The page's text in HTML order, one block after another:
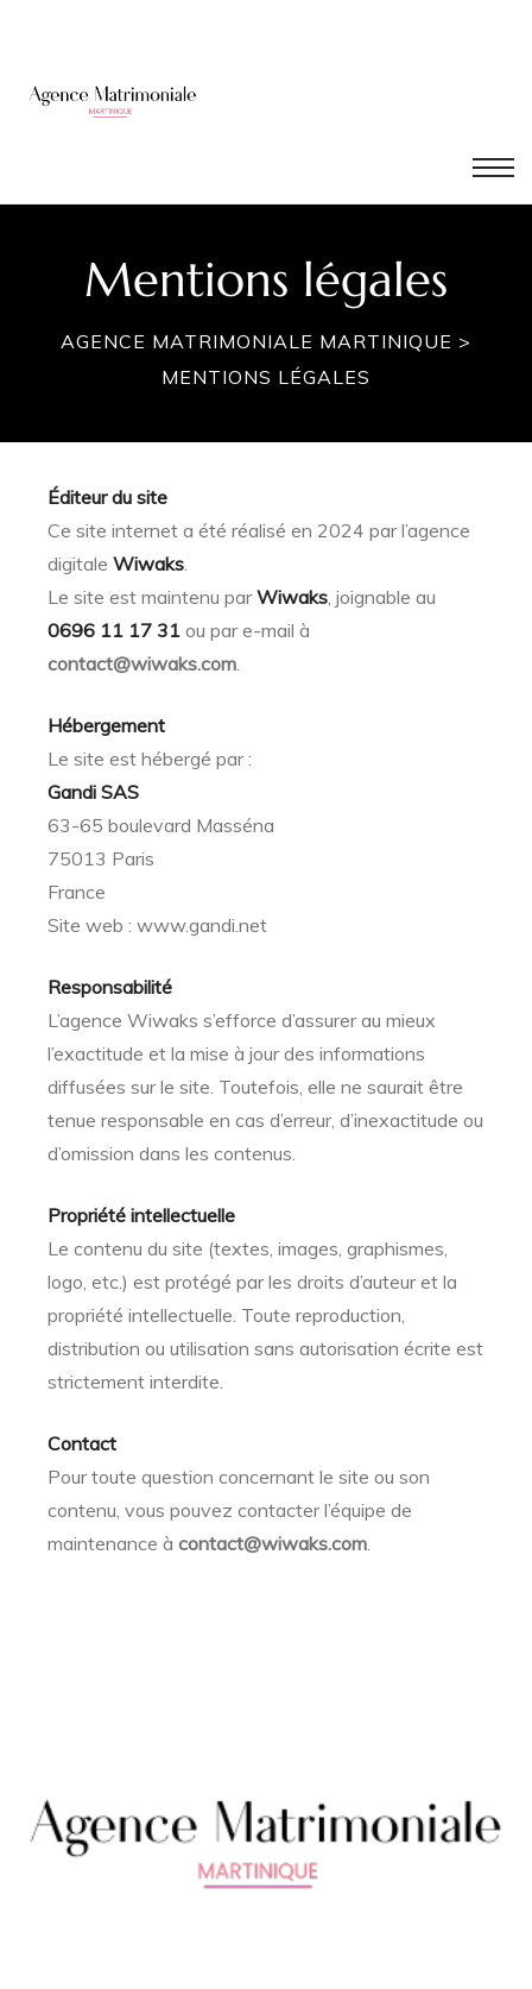
Mentions légales
AGENCE MATRIMONIALE MARTINIQUE >
MENTIONS LÉGALES
Éditeur du site
Ce site internet a été réalisé en 2024 par l’agence
digitale Wiwaks.
Le site est maintenu parWiwaks, joignable au
0696 11 17 31 ou par e-mail à
contact@wiwaks.com.
Hébergement
Le site est hébergé par :
Gandi SAS
63-65 boulevard Masséna
75013 Paris
France
Site web : www.gandi.net
Responsabilité
L’agence Wiwaks s’efforce d’assurer au mieux
l’exactitude et la mise à jour des informations
diffusées sur le site. Toutefois, elle ne saurait être
tenue responsable en cas d’erreur, d’inexactitude ou
d’omission dans les contenus.
Propriété intellectuelle
Le contenu du site (textes, images, graphismes,
logo, etc.) est protégé par les droits d’auteur et la
propriété intellectuelle. Toute reproduction,
distribution ou utilisation sans autorisation écrite est
strictement interdite.
Contact
Pour toute question concernant le site ou son
contenu, vous pouvez contacter l’équipe de
maintenance à contact@wiwaks.com.